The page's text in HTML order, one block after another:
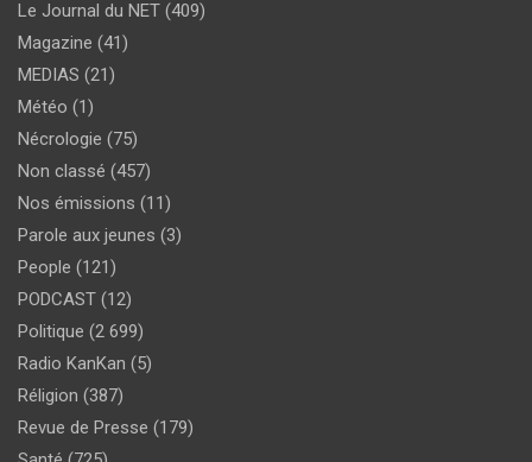
Le Journal du NET (409)
Magazine (41)
MEDIAS (21)
Météo (1)
Nécrologie (75)
Non classé (457)
Nos émissions (11)
Parole aux jeunes (3)
People (121)
PODCAST (12)
Politique (2 699)
Radio KanKan (5)
Réligion (387)
Revue de Presse (179)